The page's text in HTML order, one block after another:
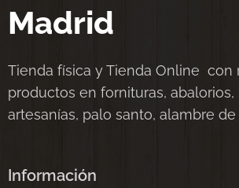
Madrid
Tienda física y Tienda Online con
productos en fornituras,
artesanías, palo santo, alambre
Información